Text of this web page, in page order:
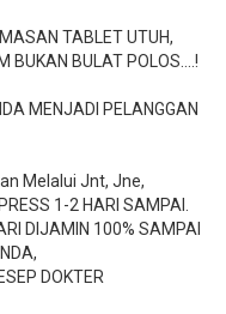
TABLET UTUH,
BUKAN BULAT POLOS….!
MENJADI PELANGGAN
Melalui Jnt, Jne,
1-2 HARI SAMPAI.
DIJAMIN 100% SAMPAI
DOKTER